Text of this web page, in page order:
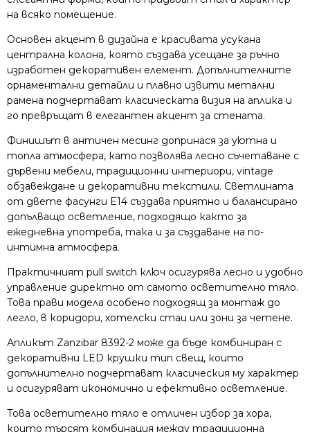
на всяко помещение.
Основен акцент в дизайна е красивата усукана
централна колона, която създава усещане за ръчно
изработен декоративен елемент. Допълнителните
орнаментални детайли и плавно извити метални
рамена подчертават класическата визия на аплика и
го превръщат в елегантен акцент за стената.
Финишът в античен месинг допринася за уютна и
топла атмосфера, като позволява лесно съчетаване с
дървени мебели, традиционни интериори, vintage
обзавеждане и декоративни текстили. Светлината
от двете фасунги E14 създава приятно и балансирано
допълващо осветление, подходящо както за
ежедневна употреба, така и за създаване на по-
интимна атмосфера.
Практичният pull switch ключ осигурява лесно и удобно
управление директно от самото осветително тяло.
Това прави модела особено подходящ за монтаж до
легло, в коридори, хотелски стаи или зони за четене.
Апликът Zanzibar 8392-2 може да бъде комбиниран с
декоративни LED крушки тип свещ, които
допълнително подчертават класическия му характер
и осигуряват икономично и ефективно осветление.
Това осветително тяло е отличен избор за хора,
които търсят комбинация между традиционна